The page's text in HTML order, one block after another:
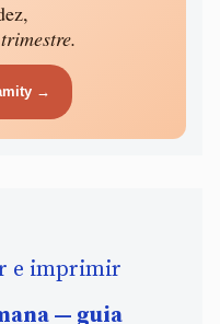
→
e imprimir
— guia